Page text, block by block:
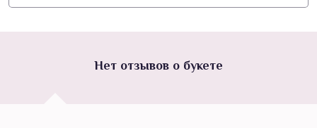
Нет отзывов о букете